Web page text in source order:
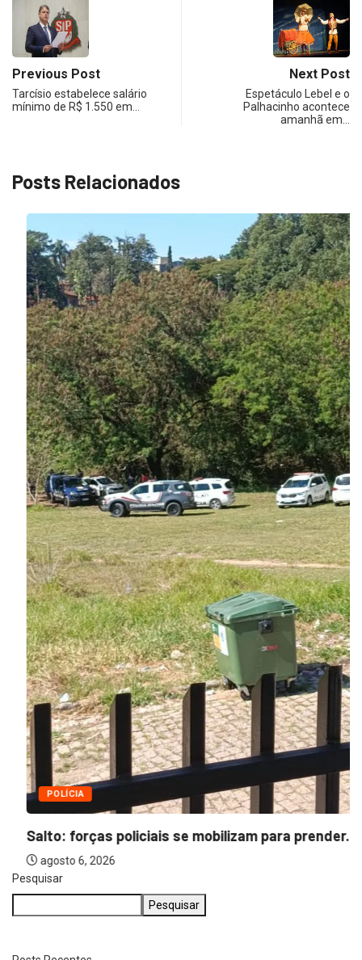
Previous Post
Tarcísio estabelece salário
mínimo de R$ 1.550 em…
Next Post
Espetáculo Lebel e o
Palhacinho acontece
amanhã em…
Posts Relacionados
POLÍCIA
Salto: forças policiais se mobilizam para prender...
agosto 6, 2026
Pesquisar
Pesquisar